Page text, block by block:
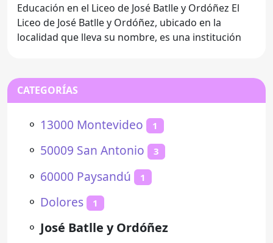
Educación en el Liceo de José Batlle y Ordóñez El
Liceo de José Batlle y Ordóñez, ubicado en la
localidad que lleva su nombre, es una institución
CATEGORÍAS
⚬ 13000 Montevideo 1
⚬ 50009 San Antonio 3
⚬ 60000 Paysandú 1
⚬ Dolores 1
⚬ José Batlle y Ordóñez